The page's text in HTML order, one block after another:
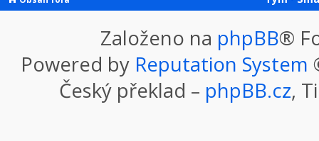
Založeno na phpBB®
Powered by Reputation System
Český překlad – phpBB.cz,